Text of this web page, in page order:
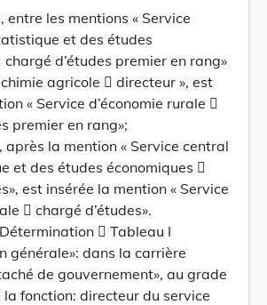
entre les mentions « Service
et des études
d’études premier en rang»
agricole  directeur », est
« Service d’économie rurale 
premier en rang»;
après la mention « Service central
et des études économiques 
est insérée la mention « Service
 chargé d’études».
 Tableau I
générale»: dans la carrière
de gouvernement», au grade
fonction: directeur du service